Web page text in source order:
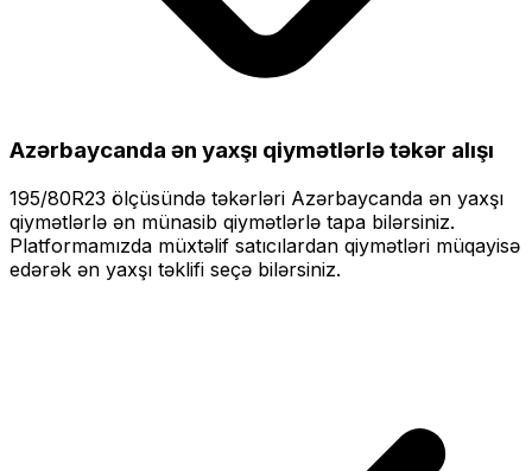
Azərbaycanda ən yaxşı qiymətlərlətəkər alışı
195/80R23 ölçüsündə təkərləri Azərbaycanda ən yaxşı
qiymətlərlə ən münasib qiymətlərlə tapa bilərsiniz.
Platformamızda müxtəlif satıcılardan qiymətləri müqayisə
edərək ən yaxşı təklifi seçə bilərsiniz.